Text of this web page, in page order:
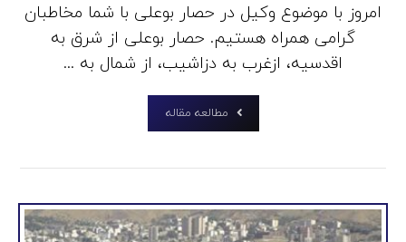
امروز با موضوع وکیل در حصار بوعلی با شما مخاطبان
گرامی همراه هستیم. حصار بوعلی از شرق به
اقدسیه، ازغرب به دزاشیب، از شمال به ...
مطالعه مقاله